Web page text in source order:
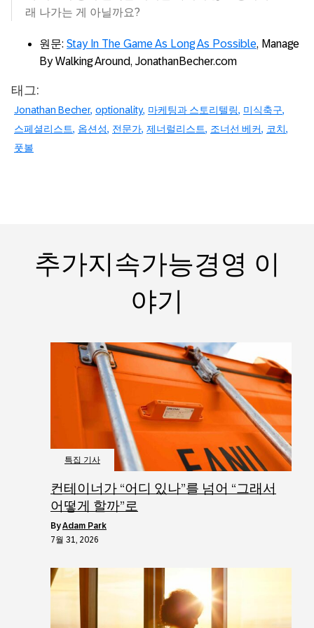
래 나가는 게 아닐까요?
원문: Stay In The Game As Long As Possible, Manage
By Walking Around, JonathanBecher.com
태그:
Jonathan Becher optionality 마케팅과 스토리텔링
미식축구
스페셜리스트
옵션성 전문가 제너럴리스트 조너선 베커
코치
풋볼
추가지속가능경영 이
야기
특집 기사
컨테이너가 “어디 있나”를 넘어 “그래서
어떻게 할까”로
byAdam Park
7월 31, 2026